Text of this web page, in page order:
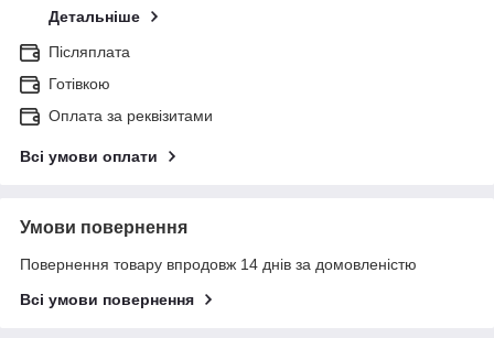
Детальніше
Післяплата
Готівкою
Оплата за реквізитами
Всі умови оплати
Умови повернення
Повернення товару впродовж 14 днів за домовленістю
Всі умови повернення